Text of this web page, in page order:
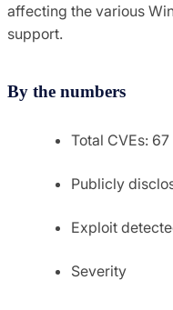
affecting the various
support.
By the numbers
Total CVEs: 67
Publicly
Exploit
Severity